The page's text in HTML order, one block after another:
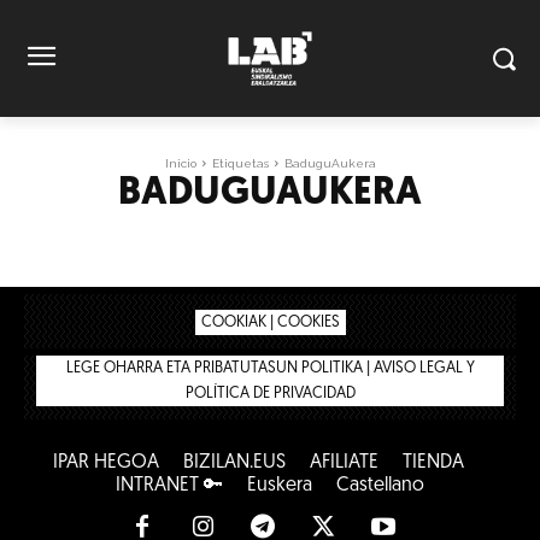
Inicio Etiquetas BaduguAukera
BADUGUAUKERA
COOKIAK | COOKIES
LEGE OHARRA ETA PRIBATUTASUN POLITIKA | AVISO LEGAL Y
POLÍTICA DE PRIVACIDAD
IPAR HEGOA BIZILAN.EUS AFÍLIATE
TIENDA
INTRANET 🔑
Euskera Castellano